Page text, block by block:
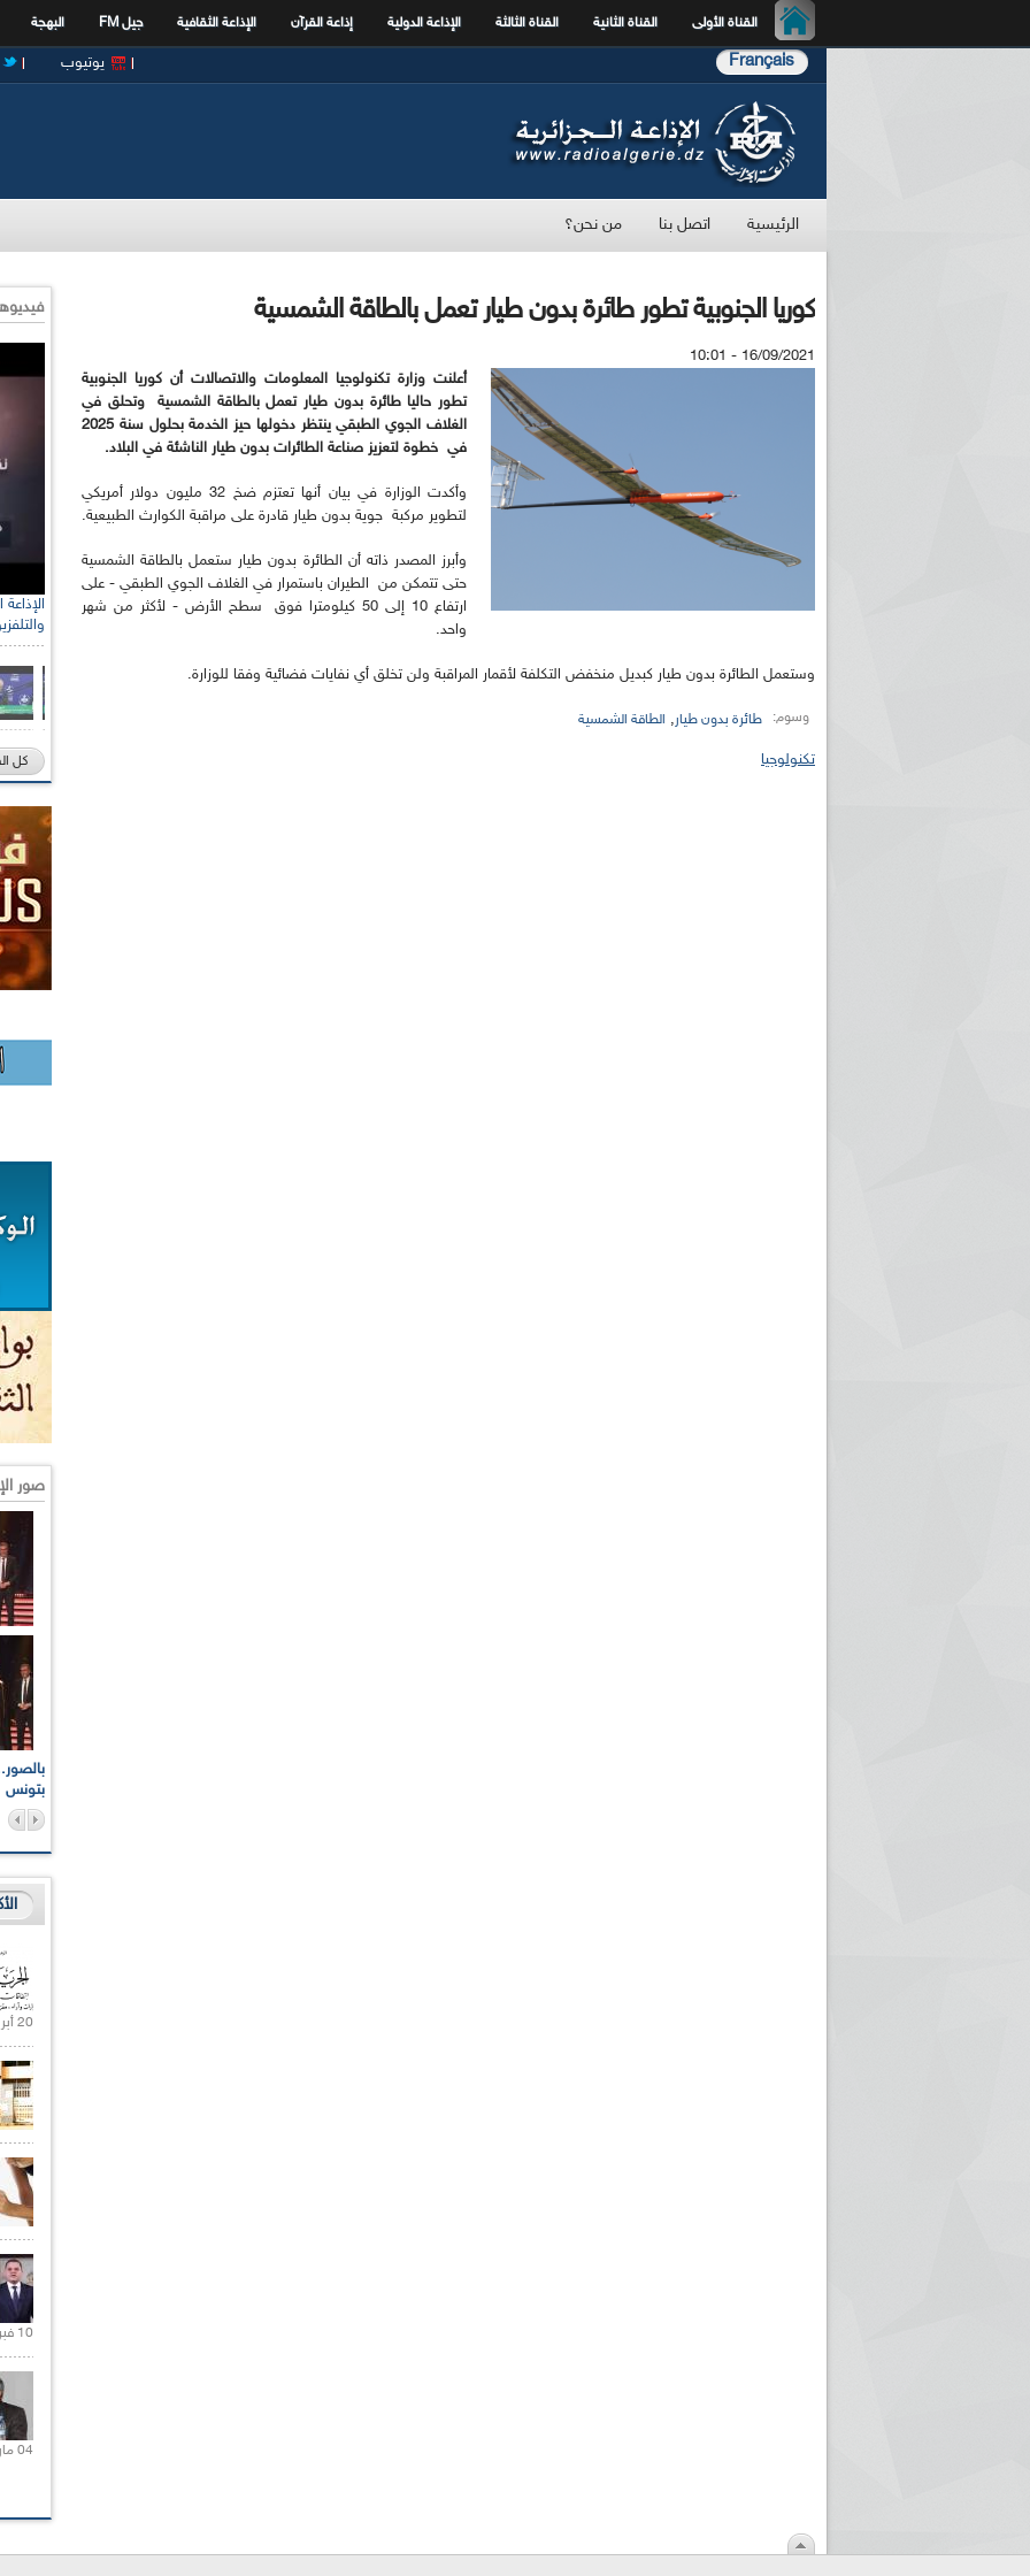
القناة الأولى القناة الثانية القناة الثالثة الإذاعة الدولية إذاعة القرآن الإذاعة الثقافية جيل FM البهجة
Français يوتيوب
الرئيسية اتصل بنا من نحن؟
كوريا الجنوبية تطور طائرة بدون طيار تعمل بالطاقة الشمسية
16/09/2021 - 10:01
أعلنت وزارة تكنولوجيا المعلومات والاتصالات أن كوريا الجنوبية
تطور حاليا طائرة بدون طيار تعمل بالطاقة الشمسية وتحلق في
الغلاف الجوي الطبقي ينتظر دخولها حيز الخدمة بحلول سنة 2025
في خطوة لتعزيز صناعة الطائرات بدون طيار الناشئة في البلاد.
وأكدت الوزارة في بيان أنها تعتزم ضخ 32 مليون دولار أمريكي
لتطوير مركبة جوية بدون طيار قادرة على مراقبة الكوارث الطبيعية.
وأبرز المصدر ذاته أن الطائرة بدون طيار ستعمل بالطاقة الشمسية
حتى تتمكن من الطيران باستمرار في الغلاف الجوي الطبقي - على
ارتفاع 10 إلى 50 كيلومترا فوق سطح الأرض - لأكثر من شهر
واحد.
وستعمل الطائرة بدون طيار كبديل منخفض التكلفة لأقمار المراقبة ولن تخلق أي نفايات فضائية وفقا للوزارة.
وسوم: طائرة بدون طيار, الطاقة الشمسية
تكنولوجيا كل
صور
بتونس
20 أبريل 2021 |
10 فبراير 2021 |
04 مارس 2020 |